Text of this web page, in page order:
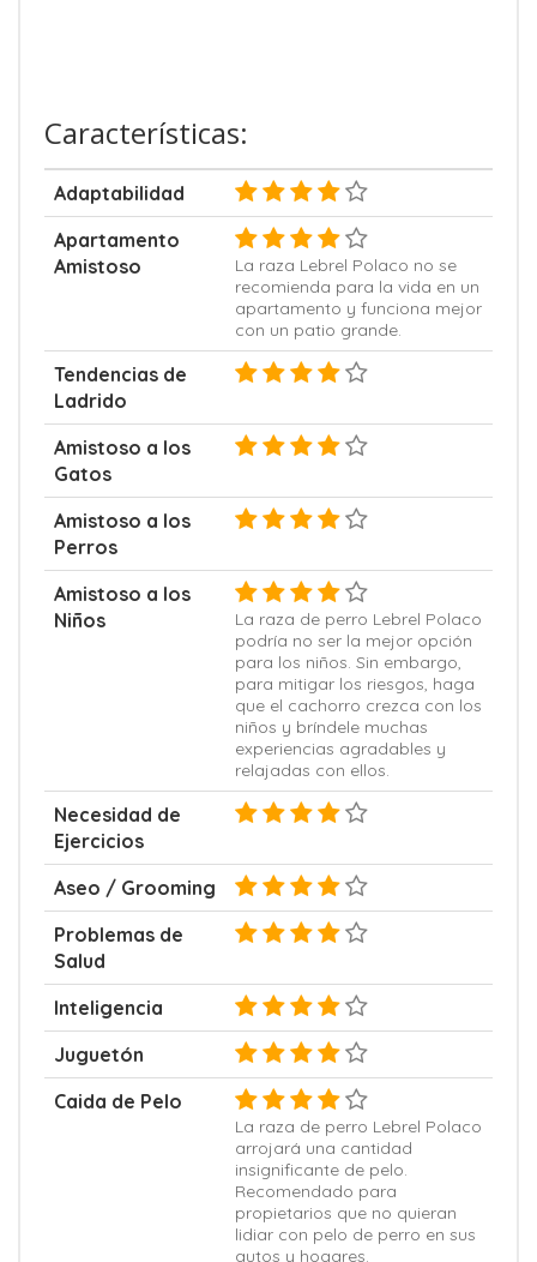
Características:
Adaptabilidad
Apartamento
Amistoso
La raza Lebrel Polaco no se
recomienda para la vida en un
apartamento y funciona mejor
con un patio grande.
Tendencias de
Ladrido
Amistoso a los
Gatos
Amistoso a los
Perros
Amistoso a los
Niños
La raza de perro Lebrel Polaco
podría no ser la mejor opción
para los niños. Sin embargo,
para mitigar los riesgos, haga
que el cachorro crezca con los
niños y bríndele muchas
experiencias agradables y
relajadas con ellos.
Necesidad de
Ejercicios
Aseo / Grooming
Problemas de
Salud
Inteligencia
Juguetón
Caida de Pelo
La raza de perro Lebrel Polaco
arrojará una cantidad
insignificante de pelo.
Recomendado para
propietarios que no quieran
lidiar con pelo de perro en sus
autos y hogares.